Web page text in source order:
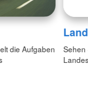
die Aufgaben
Sehen